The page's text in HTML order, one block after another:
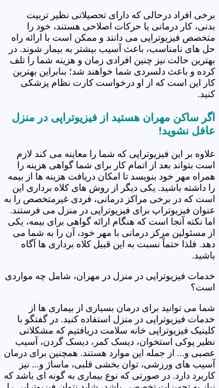
برخی افراد درحالی که دارای تحصیلاتی نظیر تربیت
بدنی، کار درمانی یا حرکات اصلاحی هستند، خود را
متخصص فیزیوتراپی می دانند و ممکن است با ارائه راه
حل های نامناسب، باعث آسیب بیشتر به بیمار شوند. در
بهترین حالت نیز چنین افرادی زمان و هزینه شما را تلف
کرده و باعث دلسردی شما خواهند شد؛ بنابراین بهترین
کار این است که از او درخواست کارت نظام پزشکی
کنید.
اگر ساکن مهران هستید از فیزیوتراپی در منزل
عافل نشوید!
علاوه بر این فیزیوتراپی که شما را معاینه می کند لازم
است بتواند بعد از اتمام کار برای شما گواهی هزینه را
همراه مهر خود بنویسد تا امکان دریافت هزینه ها از بیمه
را داشته باشید. یکی دیگر از روش های کلاه برداری این
است که در برخی مراکز درمانی، فردی غیرمتخصص را به
عنوان فیزیوتراپ برای فیزیوتراپی در منزل می فرستند.
اما نکته آنجا است که هنگام ارائه گواهی برای بیمه، یکی
از مسئولین مرکز درمانی با مهر خود، آن را به شما می
دهد. فلذا حتماً نسبت به این قبیل کلاه برداری ها آگاه
باشید.
خدمات فیزیوتراپی در منزل در مهران، شامل چه مواردی
است؟
شما می توانید برای درمان بسیاری از بیماری ها از
خدمات فیزیوتراپی در منزل استفاده کنید. در گفتگو با
کلینیک فیزیوتراپی خانه سلامت دریافتیم که مشکلاتی
نظیر پوکی استخوان، دیسک کمر، دیسک گردن، آسیب
عصبی و... از جمله این موارد هستند. همچنین برای درمان
آسیب های ورزشی، توان بخشی قلبی، ماساژ و... نیز
کاربرد دارد. در صورتی که نوع بیماری به گونه ای باشد که